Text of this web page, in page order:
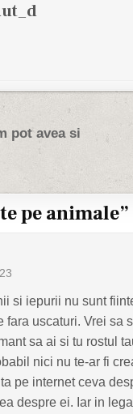
pot avea si
pe animale”
si iepurii nu sunt
fara uscaturi. Vrei sa
sa ai si tu rostul
nici nu te-ar fi
pe internet ceva
despre ei. Iar in